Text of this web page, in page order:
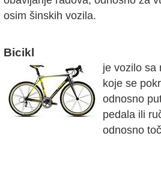
osim šinskih vozila.
Bicikl
je vozilo sa
koje se
odnosno
pedala ili
odnosno